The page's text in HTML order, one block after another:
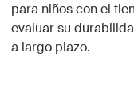
para niños con el
evaluar su
a largo plazo.